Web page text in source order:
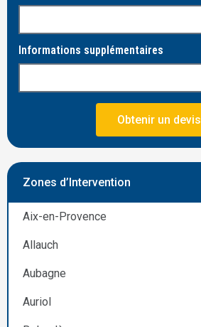
Informations supplémentaires
Obtenir un devis
Zones d’Intervention
Aix-en-Provence
Allauch
Aubagne
Auriol